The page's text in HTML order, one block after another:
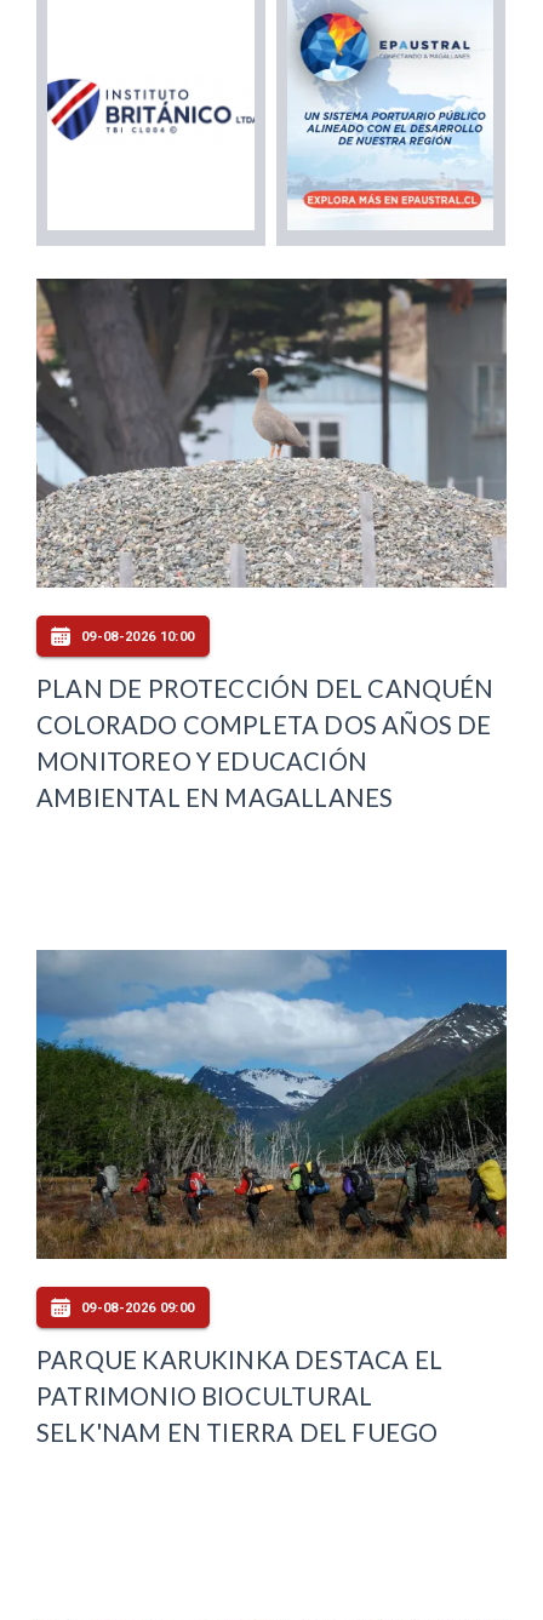
09-08-2026 10:00
PLAN DE PROTECCIÓN DEL CANQUÉN
COLORADO COMPLETA DOS AÑOS DE
MONITOREO Y EDUCACIÓN
AMBIENTAL EN MAGALLANES
09-08-2026 09:00
PARQUE KARUKINKA DESTACA EL
PATRIMONIO BIOCULTURAL
SELK'NAM EN TIERRA DEL FUEGO